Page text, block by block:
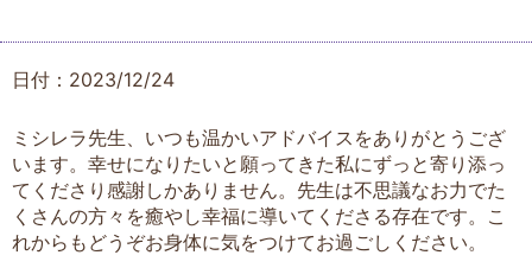
日付：2023/12/24
ミシレラ先生、いつも温かいアドバイスをありがとうござ
います。幸せになりたいと願ってきた私にずっと寄り添っ
てくださり感謝しかありません。先生は不思議なお力でた
くさんの方々を癒やし幸福に導いてくださる存在です。こ
れからもどうぞお身体に気をつけてお過ごしください。